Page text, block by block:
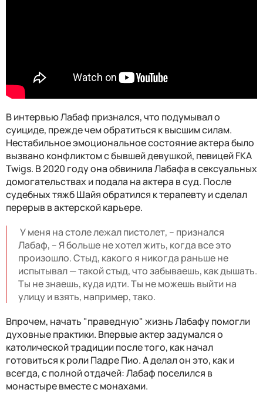
В интервью Лабаф признался, что подумывал о
суициде, прежде чем обратиться к высшим силам.
Нестабильное эмоциональное состояние актера было
вызвано конфликтом с бывшей девушкой, певицей FKA
Twigs. В 2020 году она обвинила Лабафа в сексуальных
домогательствах и подала на актера в суд. После
судебных тяжб Шайя обратился к терапевту и сделал
перерыв в актерской карьере.
У меня на столе лежал пистолет, – признался
Лабаф, – Я больше не хотел жить, когда все это
произошло. Стыд, какого я никогда раньше не
испытывал — такой стыд, что забываешь, как дышать.
Ты не знаешь, куда идти. Ты не можешь выйти на
улицу и взять, например, тако.
Впрочем, начать "праведную" жизнь Лабафу помогли
духовные практики. Впервые актер задумался о
католической традиции после того, как начал
готовиться к роли Падре Пио. А делал он это, как и
всегда, с полной отдачей: Лабаф поселился в
монастыре вместе с монахами.